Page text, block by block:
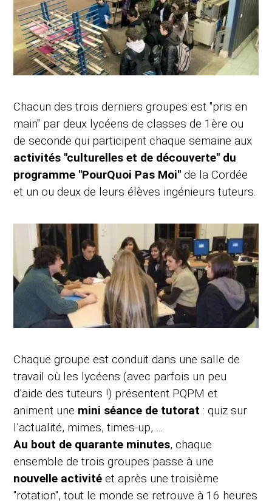
Chacun des trois derniers groupes est "pris en
main" par deux lycéens de classes de 1ère ou
de seconde qui participent chaque semaine aux
activités "culturelles et de découverte" du
programme "PourQuoi Pas Moi" de la Cordée
et un ou deux de leurs élèves ingénieurs tuteurs.
Chaque groupe est conduit dans une salle de
travail où les lycéens (avec parfois un peu
d’aide des tuteurs !) présentent PQPM et
animent une mini séance de tutorat : quiz sur
l’actualité, mimes, times-up, ...
Au bout de quarante minutes, chaque
ensemble de trois groupes passe à une
nouvelle activitéet après une troisième
"rotation", tout le monde se retrouve à 16 heures